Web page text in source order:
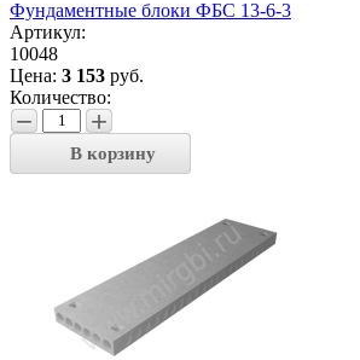
Фундаментные блоки ФБС 13-6-3
Артикул:
10048
Цена: 3 153 руб.
Количество:
− +
В корзину